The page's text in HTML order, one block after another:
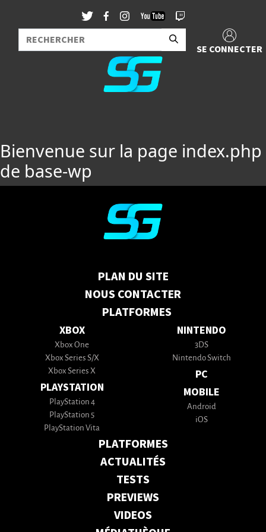
SE CONNECTER
Bienvenue sur la page index.php
de base-wp
PLAN DU SITE
NOUS CONTACTER
PLATFORMES
XBOX
Xbox One
Xbox Series S/X
Xbox Series X
PLAYSTATION
PlayStation 4
PlayStation 5
PlayStation Vita
NINTENDO
3DS
Nintendo Switch
PC
MOBILE
Android
iOS
PLATFORMES
ACTUALITÉS
TESTS
PREVIEWS
VIDEOS